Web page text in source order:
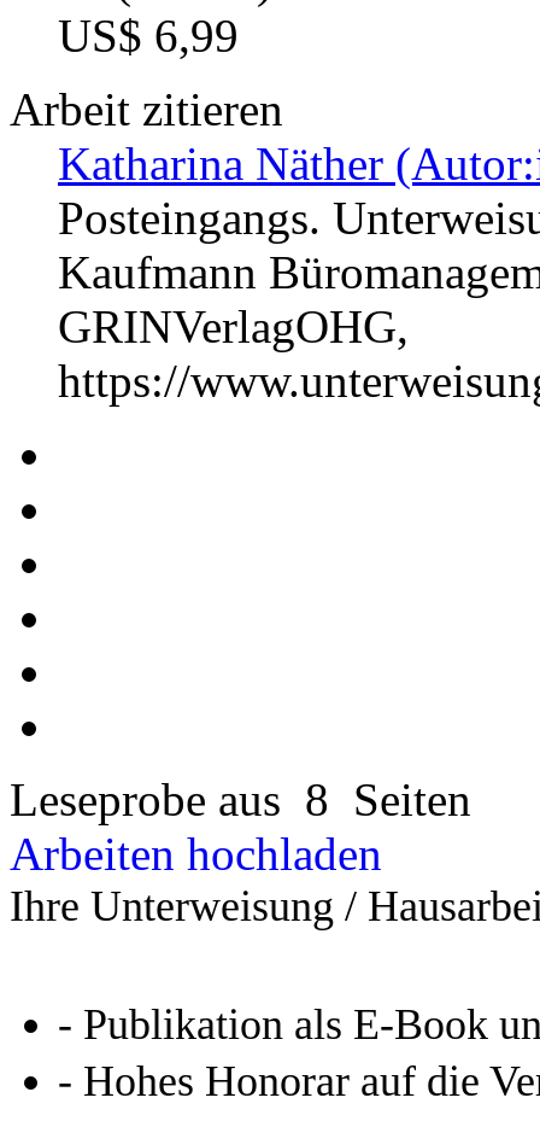
US$ 6,99
Arbeit zitieren
Katharina Näther
Posteingangs.
Kaufmann
GRINVerlagOHG,
https://
Leseprobe aus 8 Seiten
Arbeiten hochladen
Ihre Unterweisung /
- Publikation als E-Book
- Hohes Honorar auf die